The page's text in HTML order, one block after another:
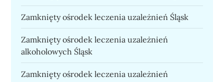
Zamknięty ośrodek leczenia uzależnień Śląsk
Zamknięty ośrodek leczenia uzależnień
alkoholowych Śląsk
Zamknięty ośrodek leczenia uzależnień